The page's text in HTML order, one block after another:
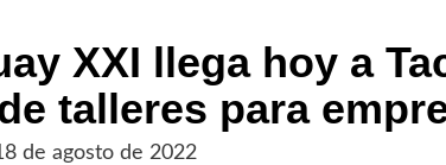
XXI llega hoy a
talleres para
de agosto de 2022